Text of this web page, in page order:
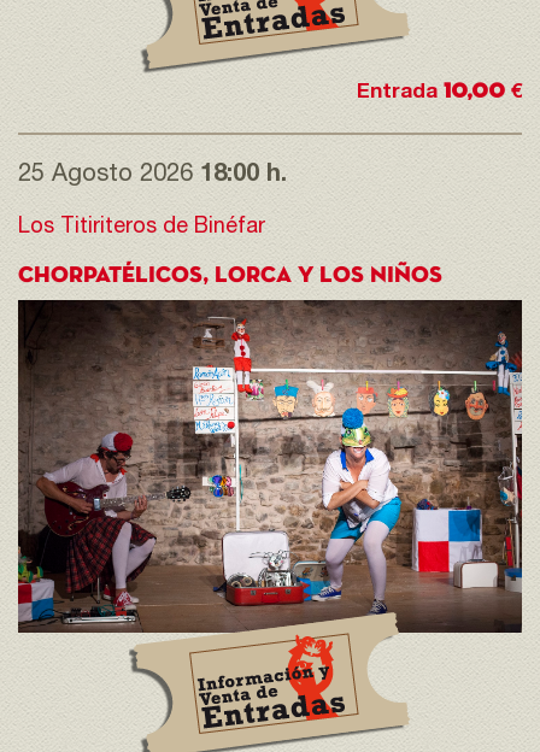
Entrada 10,00 €
25 Agosto 202618:00 h.
Los Titiriteros de Binéfar
CHORPATÉLICOS, LORCA Y LOS NIÑOS